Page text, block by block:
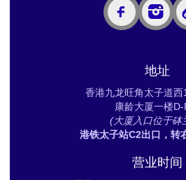
地址
香港九龙旺角太子道
康龄大厦一楼D-
(大厦入口位于砵
港铁太子站C2出口，转
营业时间